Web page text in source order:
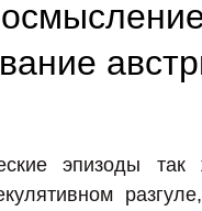
эпизоды